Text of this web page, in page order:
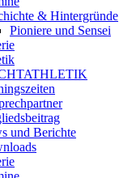
& Hintergründe
Pioniere und Sensei
und Berichte